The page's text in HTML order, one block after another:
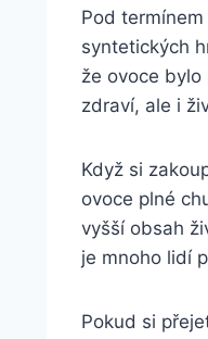
Pod
syntetických
že ovoce⁢
zdraví, ale ‌i
Když si
ovoce plné
vyšší obsah
je mnoho lidí⁤
Pokud si